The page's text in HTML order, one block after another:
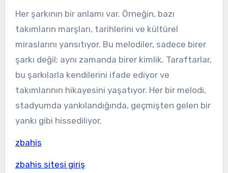
Her şarkının bir anlamı var. Örneğin, bazı
takımların marşları, tarihlerini ve kültürel
miraslarını yansıtıyor. Bu melodiler, sadece birer
şarkı değil; aynı zamanda birer kimlik. Taraftarlar,
bu şarkılarla kendilerini ifade ediyor ve
takımlarının hikayesini yaşatıyor. Her bir melodi,
stadyumda yankılandığında, geçmişten gelen bir
yankı gibi hissediliyor.
zbahis
zbahis sitesi giriş